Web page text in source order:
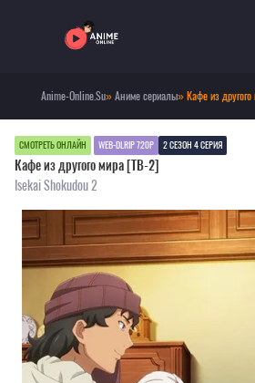
Anime-Online.Su»Аниме сериалы» Кафе из
СМОТРЕТЬ ОНЛАЙН WEB-DLRIP 720P 2 СЕЗОН 4 СЕРИЯ
Кафе из другого мира [ТВ-2]
Isekai Shokudou 2